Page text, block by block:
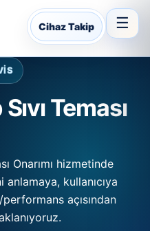
Cihaz Takip ☰
Teması
Onarımı hizmetinde
kullanıcıya
açısından